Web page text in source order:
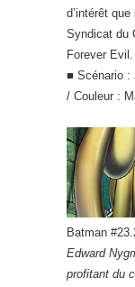
d’intérêt
Syndicat du
Forever Evil.
■ Scénario :
/ Couleur :
Batman
Edward
profitant du